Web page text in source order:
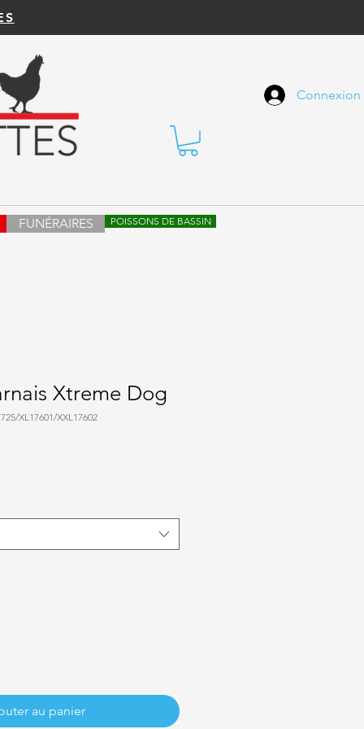
Connexion
FUNÉRAIRES POISSONS DE BASSIN
Xtreme Dog
XL17601/XXL17602
au panier